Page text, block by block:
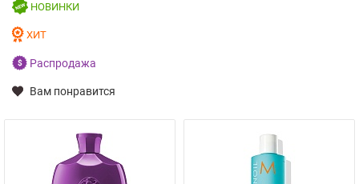
НОВИНКИ
ХИТ
Распродажа
Вам понравится